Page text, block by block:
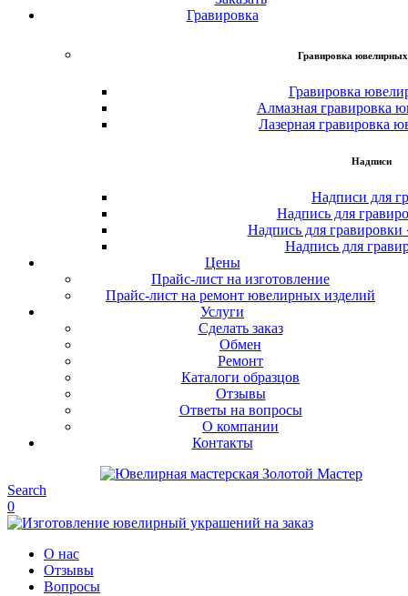
Гравировка
Гравировка ювелирных
Гравировка
Алмазная гравировка
Лазерная гравировка
Надписи
Надписи для
Надпись для
Надпись для
Надпись для
Цены
Прайс-лист на изготовление
Прайс-лист на ремонт ювелирных изделий
Услуги
Сделать заказ
Обмен
Ремонт
Каталоги образцов
Отзывы
Ответы на вопросы
О компании
Контакты
Search
0
О нас
Отзывы
Вопросы